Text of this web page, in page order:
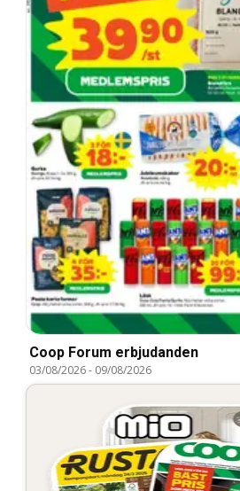
Coop Forum erbjudanden
03/08/2026- 09/08/2026